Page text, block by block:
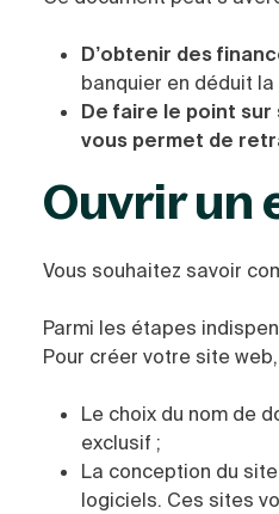
D’obtenir des
banquier en déduit
De faire le point
vous permet de
Ouvrir un
Vous souhaitez savoir
Parmi les étapes
Pour créer votre site
Le choix du nom de
exclusif ;
La conception du
logiciels. Ces sites